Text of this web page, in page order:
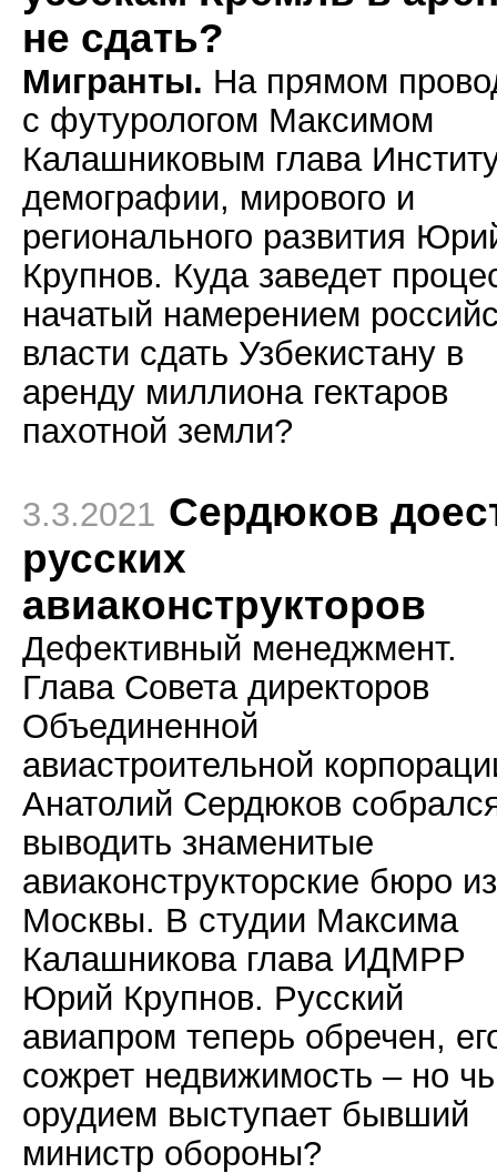
не сдать?
Мигранты. На прямом
с футурологом Максимом
Калашниковым глава
демографии, мирового и
регионального развития
Крупнов. Куда заведет
начатый намерением
власти сдать Узбекистану в
аренду миллиона гектаров
пахотной земли?
3.3.2021 Сердюков
русских
авиаконструкторов
Дефективный менеджмент.
Глава Совета директоров
Объединенной
авиастроительной
Анатолий Сердюков
выводить знаменитые
авиаконструкторские бюро из
Москвы. В студии Максима
Калашникова глава ИДМРР
Юрий Крупнов. Русский
авиапром теперь обречен,
сожрет недвижимость – но
орудием выступает бывший
министр обороны?